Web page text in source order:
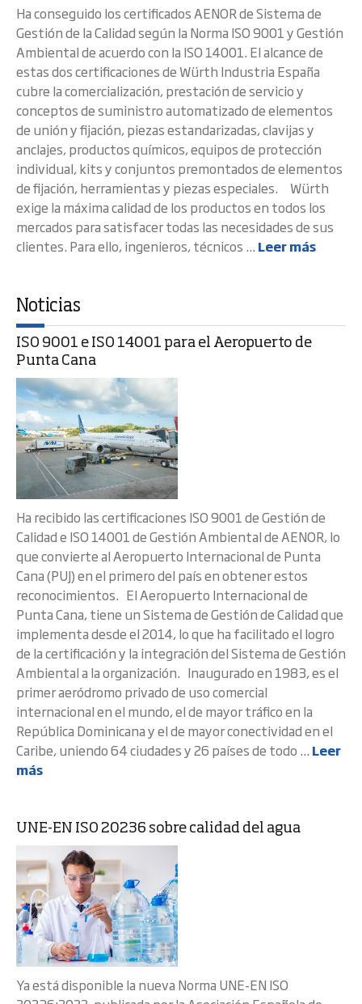
Ha conseguido los certificados AENOR de Sistema de
Gestión de la Calidad según la Norma ISO 9001 y Gestión
Ambiental de acuerdo con la ISO 14001. El alcance de
estas dos certificaciones de Würth Industria España
cubre la comercialización, prestación de servicio y
conceptos de suministro automatizado de elementos
de unión y fijación, piezas estandarizadas, clavijas y
anclajes, productos químicos, equipos de protección
individual, kits y conjuntos premontados de elementos
de fijación, herramientas y piezas especiales. Würth
exige la máxima calidad de los productos en todos los
mercados para satisfacer todas las necesidades de sus
clientes. Para ello, ingenieros, técnicos ... Leer más
Noticias
ISO 9001 e ISO 14001 para el Aeropuerto de
Punta Cana
Ha recibido las certificaciones ISO 9001 de Gestión de
Calidad e ISO 14001 de Gestión Ambiental de AENOR, lo
que convierte al Aeropuerto Internacional de Punta
Cana (PUJ) en el primero del país en obtener estos
reconocimientos. El Aeropuerto Internacional de
Punta Cana, tiene un Sistema de Gestión de Calidad que
implementa desde el 2014, lo que ha facilitado el logro
de la certificación y la integración del Sistema de Gestión
Ambiental a la organización. Inaugurado en 1983, es el
primer aeródromo privado de uso comercial
internacional en el mundo, el de mayor tráfico en la
República Dominicana y el de mayor conectividad en el
Caribe, uniendo 64 ciudades y 26 países de todo ... Leer
más
UNE-EN ISO 20236 sobre calidad del agua
Ya está disponible la nueva Norma UNE-EN ISO